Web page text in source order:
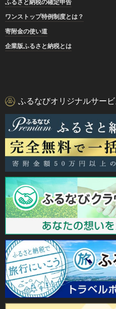
ふるさと納税の確定申告
ワンストップ特例制度とは？
寄附金の使い道
企業版ふるさと納税とは
ふるなびオリジナルサービ